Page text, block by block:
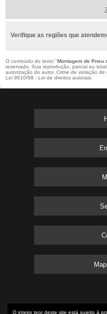
Verifique as regiões que
O conteúdo do texto " Montagem de
reservado. Sua reprodução, parcial ou
autorização do autor. Crime de violação
Lei 9610/98 - Lei de direitos autorais.
O inteiro teor deste site está sujeito à